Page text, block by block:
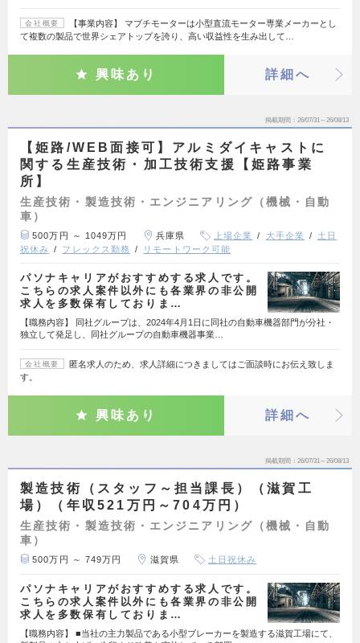
会社概要
【事業内容】 マブチモーターは小型直流モーター専業メーカーとし
て複数の製品で世界シェアトップを誇り、高い収益性を生み出して…
興味あり 詳細へ
掲載期間 26/07/31～26/08/13
【姫路/WEB面接可】アルミダイキャストに
関する生産技術・加工技術支援【姫路事業
所】
生産技術・製造技術・エンジニアリング（機械・自動
車）
500万円 ～ 1049万円 兵庫県 上場企業 大手企業
土日
祝休み
フレックス勤務 リモートワーク可能
パソナキャリアがおすすめする求人です。
こちらの求人案件以外にも各業界の非公開
求人を多数保有しておりま…
【職務内容】 同社グループは、2024年4月1日に同社の自動車機器部門が分社・
独立して発足し、同社グループの自動車機器事業…
会社概要
匿名求人のため、求人詳細につきましてはご面談時にお伝え致しま
す。
興味あり 詳細へ
掲載期間 26/07/31～26/08/13
製造技術（スタッフ～担当課長）（滋賀工
場）（年収521万円～704万円）
生産技術・製造技術・エンジニアリング（機械・自動
車）
500万円 ～ 749万円 滋賀県 土日祝休み
パソナキャリアがおすすめする求人です。
こちらの求人案件以外にも各業界の非公開
求人を多数保有しておりま…
【職務内容】 ■当社の主力製品である小型ブレーカーを製造する滋賀工場にて、